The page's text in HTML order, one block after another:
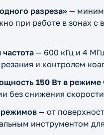
разреза» —
при работе в зонах
— 600 кГц и 4
и контролем
150 Вт в режиме
без снижения
— от
инструментом